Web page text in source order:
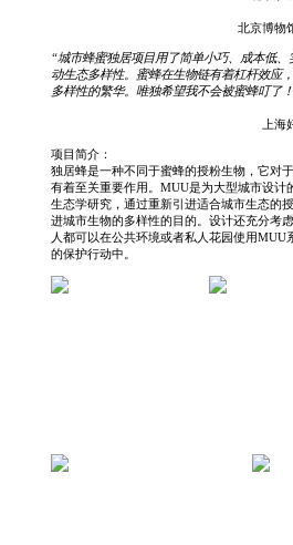
北京博物
“城市蜂蜜独居项目用了简单小巧、成本低
动生态多样性。蜜蜂在生物链有着杠杆效应
多样性的繁华。唯独希望我不会被蜜蜂叮了
上海
项目简介：
独居蜂是一种不同于蜜蜂的授粉生物，它对
有着至关重要作用。MUU是为大型城市设计
生态学研究，通过重新引进适合城市生态的
进城市生物的多样性的目的。设计还充分考
人都可以在公共环境或者私人花园使用MUU
的保护行动中。